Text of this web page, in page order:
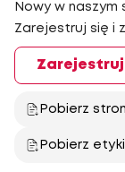
Nowy w naszym
Zarejestruj się i
Zarejestruj
Pobierz
Pobierz